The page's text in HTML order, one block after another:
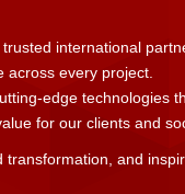
international
across every project.
edge technologies
for our clients and
transformation, and